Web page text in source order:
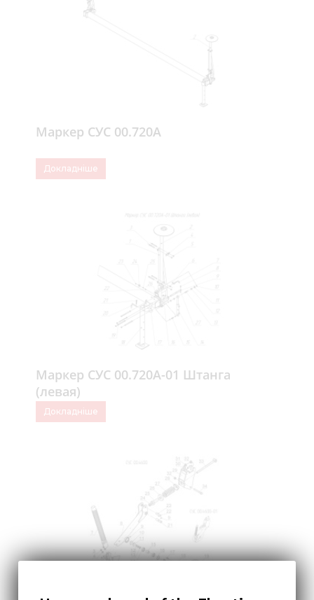
Маркер СУС 00.720А
Докладніше
Маркер СУС 00.720А-01 Штанга
(левая)
Докладніше